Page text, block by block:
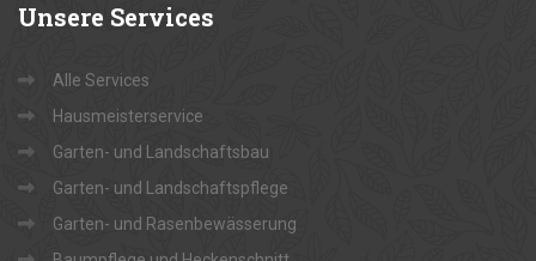
Unsere Services
Alle Services
Hausmeisterservice
Garten- und Landschaftsbau
Garten- und Landschaftspflege
Garten- und Rasenbewässerung